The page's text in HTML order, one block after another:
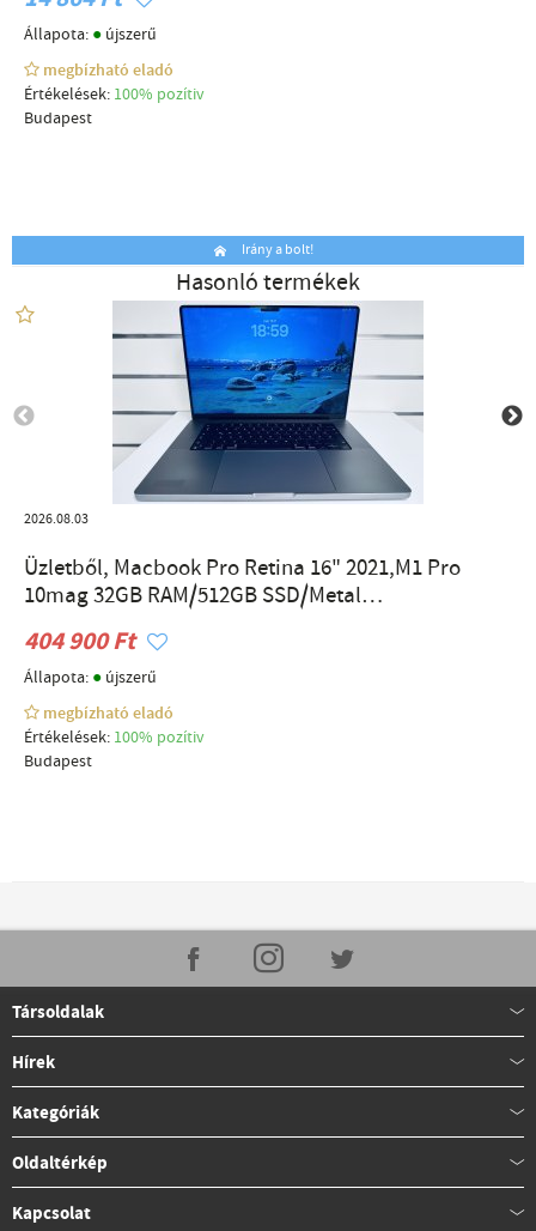
Állapota: ● újszerű
megbízható eladó
Értékelések: 100% pozítiv
Budapest
Irány a bolt!
Hasonló termékek
2026.08.03
Üzletből, Macbook Pro Retina 16" 2021,M1 Pro
10mag 32GB RAM/512GB SSD/Metal
404 900 Ft
Állapota: ● újszerű
megbízható eladó
Értékelések: 100% pozítiv
Budapest
Társoldalak
Hírek
Kategóriák
Oldaltérkép
Kapcsolat